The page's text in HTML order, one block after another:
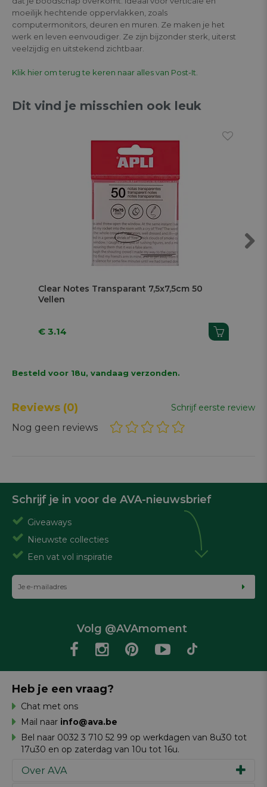
moeilijk hechtende oppervlakken, zoals
computermonitors, deuren en muren. Ze maken je het
werk en leven eenvoudiger. Ze zijn bijzonder sterk, uiterst
veelzijdig en uitstekend zichtbaar.
Klik hier om terug te keren naar alles van Post-It.
Dit vind je misschien ook leuk
Clear Notes Transparant 7,5x7,5cm 50
Vellen
€ 3.14
Besteld voor 18u, vandaag verzonden.
Reviews (0) Schrijf eerste review
Nog geen reviews
Schrijf je in voor de AVA-nieuwsbrief
Giveaways
Nieuwste collecties
Een vat vol inspiratie
Volg @AVAmoment
Over AVA
Heb je een vraag?
Chat met ons
Mail naar info@ava.be
Bel naar 0032 3 710 52 99 op werkdagen van 8u30 tot
17u30 en op zaterdag van 10u tot 16u.